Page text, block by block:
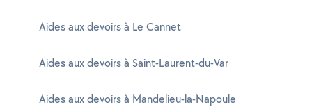
Aides aux devoirs à Le Cannet
Aides aux devoirs à Saint-Laurent-du-Var
Aides aux devoirs à Mandelieu-la-Napoule